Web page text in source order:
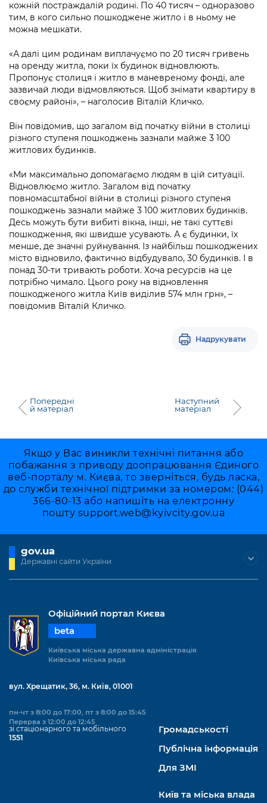
Підприємства, установи, організації
Kyiv International Relations
Річні звіти
Гендерна політика
Безбар'єрність
Київська міська військова адміністрація
Портал Захисників та Захисниць
Портал послуг
Міський застосунок Київ Цифровий
Уряд» – місцевий рівень»
Важливе під час воєнного стану
Про відкриті дані
Публічні дашборди
кожній постраждалій родині. По 40 тисяч – одноразово
тим, в кого сильно пошкоджене житло і в ньому не
можна мешкати.
«А далі цим родинам виплачуємо по 20 тисяч гривень
на оренду житла, поки їх будинок відновлюють.
Пропонує столиця і житло в маневреному фонді, але
зазвичай люди відмовляються. Щоб знімати квартиру в
своєму районі», – наголосив Віталій Кличко.
Він повідомив, що загалом від початку війни в столиці
різного ступеня пошкоджень зазнали майже 3 100
житлових будинків.
«Ми максимально допомагаємо людям в цій ситуації.
Відновлюємо житло. Загалом від початку
повномасштабної війни в столиці різного ступеня
пошкоджень зазнали майже 3 100 житлових будинків.
Десь можуть бути вибиті вікна, інші, не такі суттєві
пошкодження, які швидше усувають. А є будинки, їх
менше, де значні руйнування. Із найбільш пошкоджених
місто відновило, фактично відбудувало, 30 будинків. І в
понад 30-ти тривають роботи. Хоча ресурсів на це
потрібно чимало. Цього року на відновлення
пошкодженого житла Київ виділив 574 млн грн», –
повідомив Віталій Кличко.
Надрукувати
Попередні
й матеріал
Наступний
матеріал
Якщо у Вас виникли технічні питання або
побажання з приводу доопрацювання Єдиного
веб-порталу м. Києва, то зверніться, будь ласка,
до служби технічної підтримки за номером: (044)
366-80-13 або напишіть на електронну
пошту support.web@kyivcity.gov.ua
gov.ua
Державні сайти України
Офіційний портал Києва
beta
Київська міська державна адміністрація
Київська міська рада
вул. Хрещатик, 36, м. Київ, 01001
пн-чт з 8:00 до 17:00, пт з 8:00 до 15:45
Перерва з 12:00 до 12:45
зі стаціонарного та мобільного
1551
Громадськості
Публічна інформація
Для ЗМІ
Київ та міська влада